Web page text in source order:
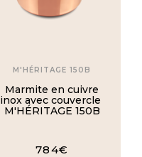
M'HÉRITAGE 150B
Marmite en cuivre
inox avec couvercle
M'HÉRITAGE 150B
784€